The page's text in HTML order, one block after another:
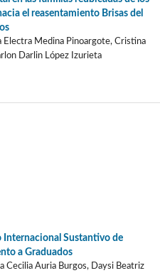
el reasentamiento Brisas del
Electra Medina Pinoargote, Cristina
Darlin López Izurieta
Internacional Sustantivo de
a Graduados
Cecilia Auria Burgos, Daysi Beatriz